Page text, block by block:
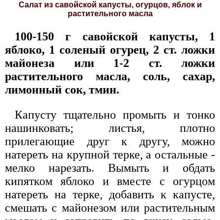
Салат из савойской капусты, огурцов, яблок и
растительного масла
100-150 г савойской капусты, 1
яблоко, 1 соленый огурец, 2 ст. ложки
майонеза или 1-2 ст. ложки
растительного масла, соль, сахар,
лимонный сок, тмин.
Капусту тщательно промыть и тонко
нашинковать; листья, плотно
прилегающие друг к другу, можно
натереть на крупной терке, а остальные -
мелко нарезать. Вымыть и обдать
кипятком яблоко и вместе с огурцом
натереть на терке, добавить к капусте,
смешать с майонезом или растительным